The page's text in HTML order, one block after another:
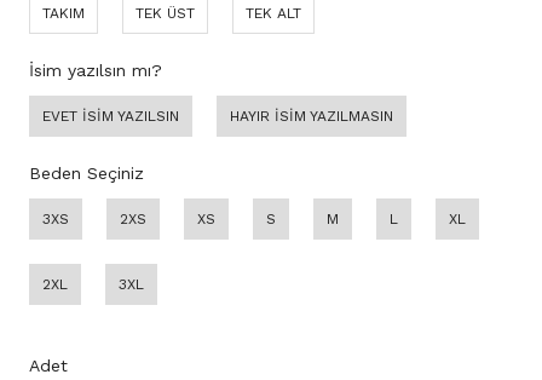
TAKIM TEK ÜST TEK ALT
İsim yazılsın mı?
EVET İSİM YAZILSIN HAYIR İSİM YAZILMASIN
Beden Seçiniz
3XS 2XS XS S M L XL
2XL 3XL
Adet